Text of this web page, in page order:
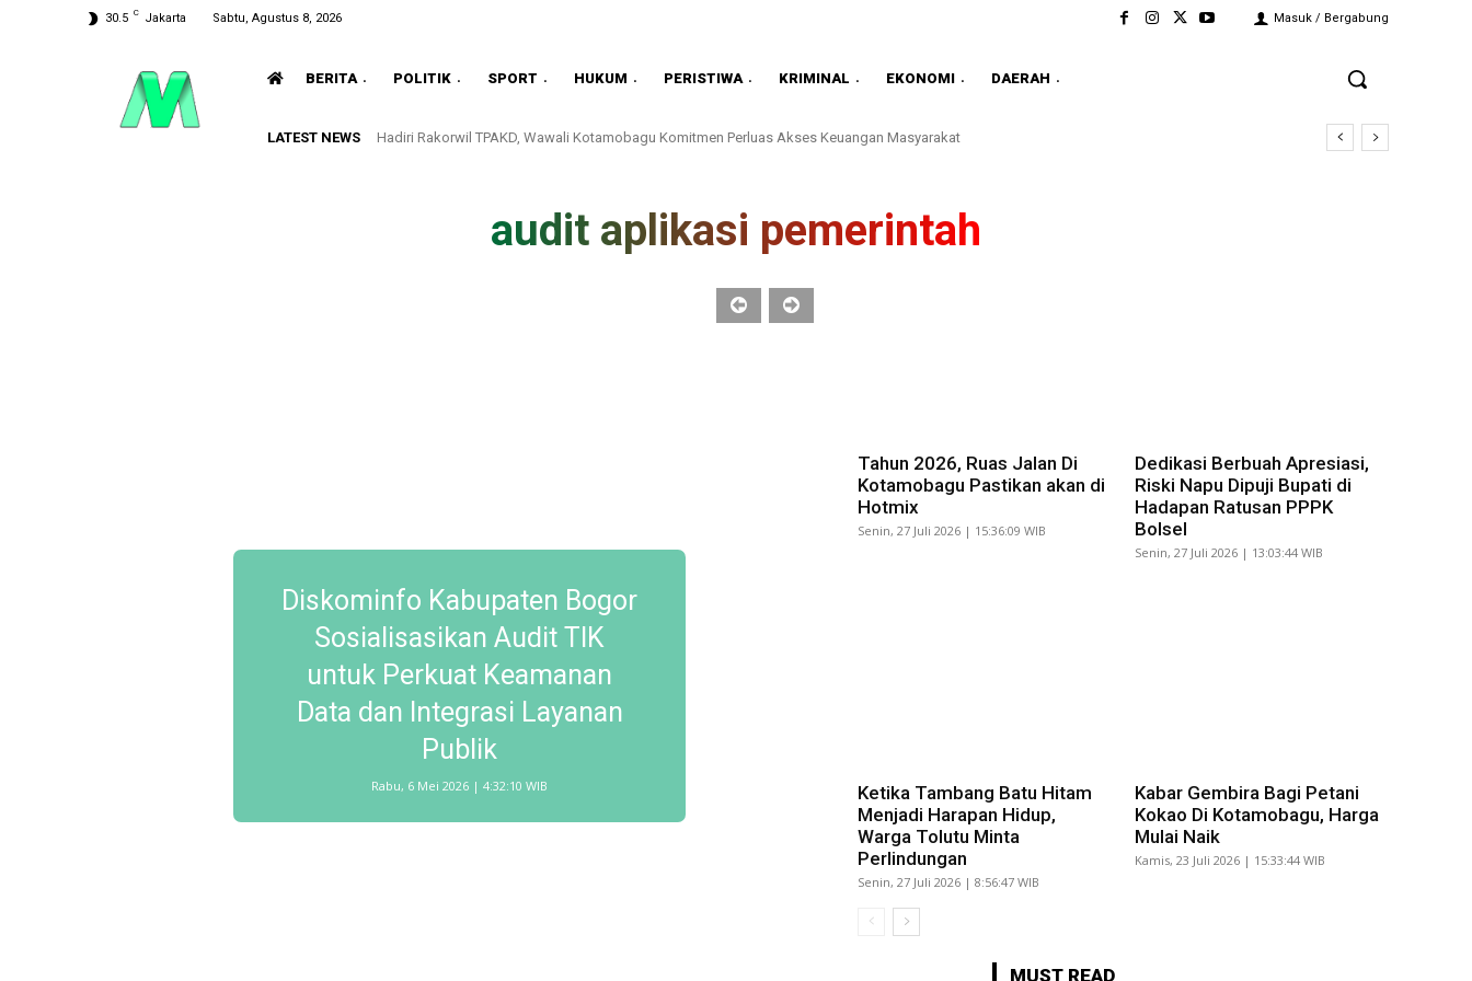
30.5 C Jakarta Sabtu, Agustus 8, 2026 Masuk / Bergabung
BERITA POLITIK SPORT HUKUM PERISTIWA KRIMINAL EKONOMI DAERAH
LATEST NEWS Hadiri Rakorwil TPAKD, Wawali Kotamobagu Komitmen Perluas Akses Keuangan Masyarakat
audit aplikasi pemerintah
Diskominfo Kabupaten Bogor
Sosialisasikan Audit TIK
untuk Perkuat Keamanan
Data dan Integrasi Layanan
Publik
Rabu, 6 Mei 2026 | 4:32:10 WIB
Tahun 2026, Ruas Jalan Di
Kotamobagu Pastikan akan di
Hotmix
Senin, 27 Juli 2026 | 15:36:09 WIB
Dedikasi Berbuah Apresiasi,
Riski Napu Dipuji Bupati di
Hadapan Ratusan PPPK
Bolsel
Senin, 27 Juli 2026 | 13:03:44 WIB
Ketika Tambang Batu Hitam
Menjadi Harapan Hidup,
Warga Tolutu Minta
Perlindungan
Senin, 27 Juli 2026 | 8:56:47 WIB
Kabar Gembira Bagi Petani
Kokao Di Kotamobagu, Harga
Mulai Naik
Kamis, 23 Juli 2026 | 15:33:44 WIB
MUST READ